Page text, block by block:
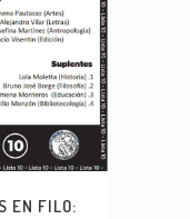
EN FILO: